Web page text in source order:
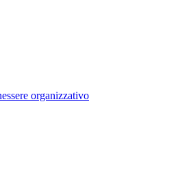
organizzativo